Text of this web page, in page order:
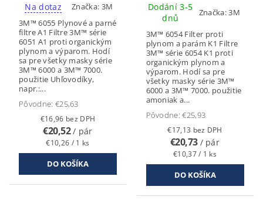
Na dotaz Značka: 3M
3M™ 6055 Plynové a parné
filtre A1 Filtre 3M™ série
6051 A1 proti organickým
plynom a výparom. Hodí
sa pre všetky masky série
3M™ 6000 a 3M™ 7000.
použitie Uhľovodíky,
napr.:...
Pôvodne: €25,63
€16,96 bez DPH
€20,52/ pár
€10,26 / 1 ks
Dodání 3-5
dnů
Značka:3M
3M™ 6054 Filter proti
plynom a parám K1 Filtre
3M™ série 6054 K1 proti
organickým plynom a
výparom. Hodí sa pre
všetky masky série 3M™
6000 a 3M™ 7000. použitie
amoniak a...
Pôvodne:€25,93
€17,13 bez DPH
€20,73 / pár
€10,37 / 1 ks